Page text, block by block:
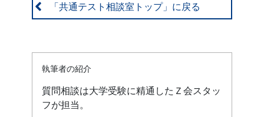
「共通テスト相談室トップ」に戻る
執筆者の紹介
質問相談は大学受験に精通したＺ会スタッ
フが担当。